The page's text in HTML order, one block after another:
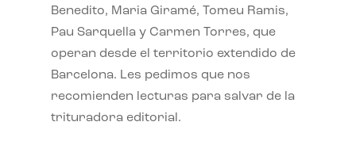
Benedito, Maria Giramé, Tomeu Ramis,
Pau Sarquella y Carmen Torres, que
operan desde el territorio extendido de
Barcelona. Les pedimos que nos
recomienden lecturas para salvar de la
trituradora editorial.